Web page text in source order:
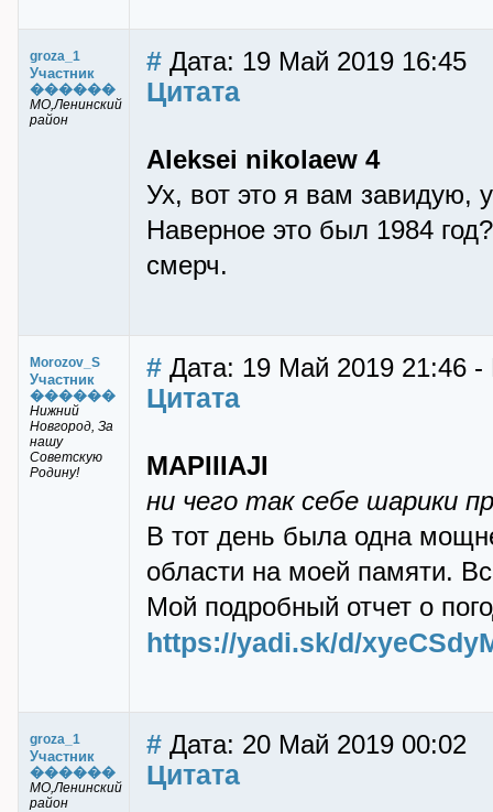
groza_1
Участник
������
МО,Ленинский
район
# Дата: 19 Май 2019 16:45
Цитата
Aleksei nikolaew 4
Ух, вот это я вам завидую,
Наверное это был 1984
смерч.
Morozov_S
Участник
������
Нижний
Новгород, За
нашу
Советскую
Родину!
# Дата: 19 Май 2019 21:46
Цитата
MAPIIIAJI
ни чего так себе шарики
В тот день была одна
области на моей памяти.
Мой подробный отчет о
https://yadi.sk/d/
groza_1
Участник
������
МО,Ленинский
район
# Дата: 20 Май 2019 00:02
Цитата